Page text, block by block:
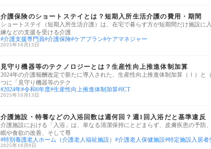
介護保険のショートステイとは？短期入所生活介護の費用・期間
ショートステイ（短期入所生活介護）は、在宅で暮らす方が短期間だけ施設に
練などの支援を受ける介護
介護支援専門員 介護保険 ケアプラン ケアマネジャー
2025年10月13日
見守り機器等のテクノロジーとは？生産性向上推進体制加算
2024年の介護報酬改定で新たに導入された、生産性向上推進体制加算（Ⅰ）と
つに「見守り機器等のテク
2024年 令和6年度 生産性向上推進体制加算 ICT
2025年10月13日
介護施設・特養などの入浴回数は週何回？週1回入浴だと基準違反
介護施設における「入浴」は、単なる清潔保持にとどまらず、皮膚疾患の予防
眠や食欲の改善、そして尊
特別養護老人ホーム（介護老人福祉施設）
介護老人保健施設 特定施設入居者
2025年10月9日